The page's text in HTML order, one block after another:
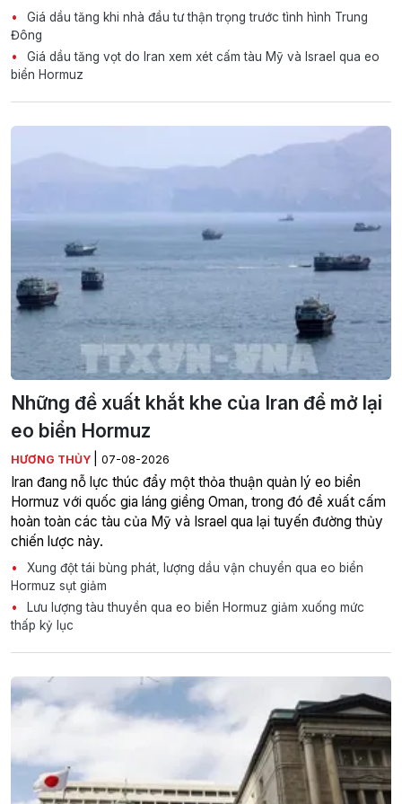
Giá dầu tăng khi nhà đầu tư thận trọng trước tình hình Trung
Đông
Giá dầu tăng vọt do Iran xem xét cấm tàu Mỹ và Israel qua eo
biển Hormuz
Những đề xuất khắt khe của Iran để mở lại
eo biển Hormuz
HƯƠNG THỦY 07-08-2026
Iran đang nỗ lực thúc đẩy một thỏa thuận quản lý eo biển
Hormuz với quốc gia láng giềng Oman, trong đó đề xuất cấm
hoàn toàn các tàu của Mỹ và Israel qua lại tuyến đường thủy
chiến lược này.
Xung đột tái bùng phát, lượng dầu vận chuyển qua eo biển
Hormuz sụt giảm
Lưu lượng tàu thuyền qua eo biển Hormuz giảm xuống mức
thấp kỷ lục